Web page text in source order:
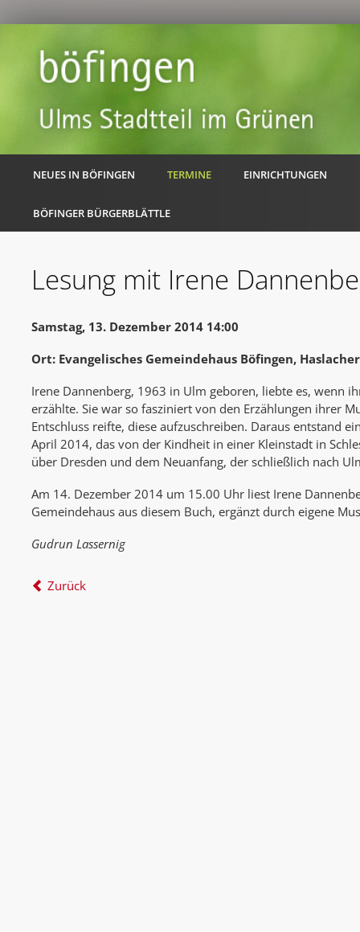
NEUES IN BÖFINGEN TERMINE EINRICHTUNGEN
BÖFINGER BÜRGERBLÄTTLE
Lesung mit Irene
Samstag, 13. Dezember 2014 14:00
Ort: Evangelisches Gemeindehaus Böfingen,
Irene Dannenberg, 1963 in Ulm geboren, liebte es, wenn
erzählte. Sie war so fasziniert von den Erzählungen ihrer
Entschluss reifte, diese aufzuschreiben. Daraus entstand
April 2014, das von der Kindheit in einer Kleinstadt in
über Dresden und dem Neuanfang, der schließlich nach
Am 14. Dezember 2014 um 15.00 Uhr liest Irene
Gemeindehaus aus diesem Buch, ergänzt durch eigene
Gudrun Lassernig
Zurück